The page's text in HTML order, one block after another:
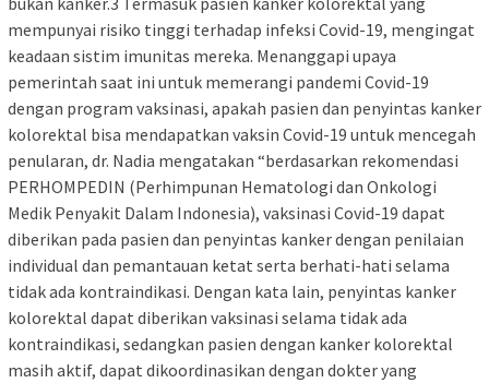
mempunyai risiko tinggi terhadap infeksi Covid-19, mengingat
keadaan sistim imunitas mereka. Menanggapi upaya
pemerintah saat ini untuk memerangi pandemi Covid-19
dengan program vaksinasi, apakah pasien dan penyintas kanker
kolorektal bisa mendapatkan vaksin Covid-19 untuk mencegah
penularan, dr. Nadia mengatakan “berdasarkan rekomendasi
PERHOMPEDIN (Perhimpunan Hematologi dan Onkologi
Medik Penyakit Dalam Indonesia), vaksinasi Covid-19 dapat
diberikan pada pasien dan penyintas kanker dengan penilaian
individual dan pemantauan ketat serta berhati-hati selama
tidak ada kontraindikasi. Dengan kata lain, penyintas kanker
kolorektal dapat diberikan vaksinasi selama tidak ada
kontraindikasi, sedangkan pasien dengan kanker kolorektal
masih aktif, dapat dikoordinasikan dengan dokter yang